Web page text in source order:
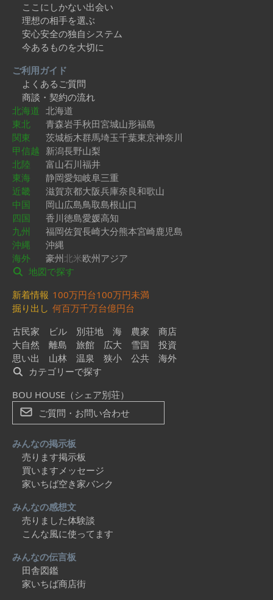
ここにしかない出会い
理想の相手を選ぶ
安心安全の独自システム
今あるものを大切に
ご利用ガイド
よくあるご質問
商談・契約の流れ
北海道 北海道
東北
青森岩手秋田宮城山形福島
関東
茨城栃木群馬埼玉千葉東京神奈川
甲信越 新潟長野山梨
北陸
富山石川福井
東海
静岡愛知岐阜三重
近畿
滋賀京都大阪兵庫奈良和歌山
中国
岡山広島鳥取島根山口
四国
香川徳島愛媛高知
九州
福岡佐賀長崎大分熊本宮崎鹿児島
沖縄
沖縄
海外
豪州北米欧州アジア
地図で探す
新着情報 100万円台100万円未満
掘り出し 何百万千万台億円台
古民家
ビル 別荘地 海 農家
商店
大自然
離島 旅館 広大 雪国
投資
思い出
山林 温泉 狭小 公共
海外
カテゴリーで探す
BOU HOUSE（シェア別荘）
ご質問・お問い合わせ
みんなの掲示板
売ります掲示板
買いますメッセージ
家いちば空き家バンク
みんなの感想文
売りました体験談
こんな風に使ってます
みんなの伝言板
田舎図鑑
家いちば商店街